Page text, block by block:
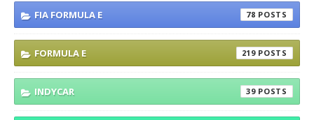
FIA FORMULA E 78
FORMULA E 219
INDYCAR 39